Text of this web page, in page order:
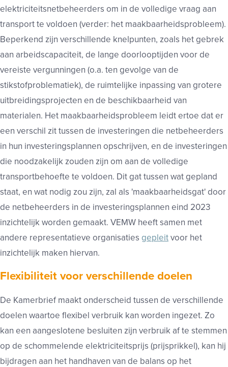
elektriciteitsnetbeheerders om in de volledige vraag aan
transport te voldoen (verder: het maakbaarheidsprobleem).
Beperkend zijn verschillende knelpunten, zoals het gebrek
aan arbeidscapaciteit, de lange doorlooptijden voor de
vereiste vergunningen (o.a. ten gevolge van de
stikstofproblematiek), de ruimtelijke inpassing van grotere
uitbreidingsprojecten en de beschikbaarheid van
materialen. Het maakbaarheidsprobleem leidt ertoe dat er
een verschil zit tussen de investeringen die netbeheerders
in hun investeringsplannen opschrijven, en de investeringen
die noodzakelijk zouden zijn om aan de volledige
transportbehoefte te voldoen. Dit gat tussen wat gepland
staat, en wat nodig zou zijn, zal als 'maakbaarheidsgat' door
de netbeheerders in de investeringsplannen eind 2023
inzichtelijk worden gemaakt. VEMW heeft samen met
andere representatieve organisaties gepleitvoor het
inzichtelijk maken hiervan.
Flexibiliteit voor verschillende doelen
De Kamerbrief maakt onderscheid tussen de verschillende
doelen waartoe flexibel verbruik kan worden ingezet. Zo
kan een aangeslotene besluiten zijn verbruik af te stemmen
op de schommelende elektriciteitsprijs (prijsprikkel), kan hij
bijdragen aan het handhaven van de balans op het